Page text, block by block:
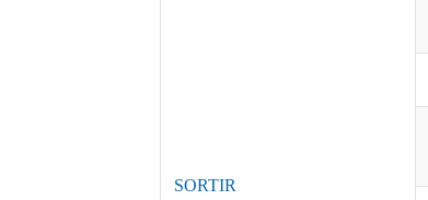
SORTIR